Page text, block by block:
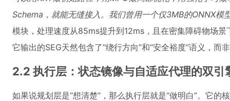
Schema，就能无缝接入。我们曾用一个仅3MB的ONNX
模块，处理速度从85ms提升到12ms，且在密集障碍物场
它输出的SEG天然包含了“绕行方向”和“安全裕度”语义，而
2.2 执行层：状态镜像与自适应代理的双引
如果说规划层是“想清楚”，那么执行层就是“做明白”。它的